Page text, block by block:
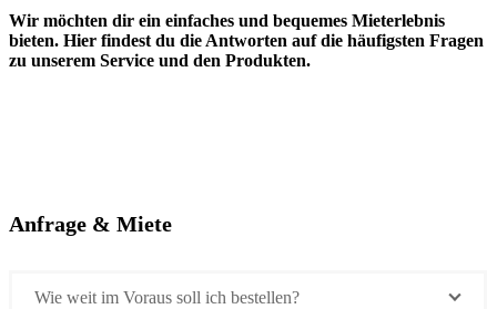
Wir möchten dir ein einfaches und bequemes Mieterlebnis
bieten. Hier findest du die Antworten auf die häufigsten Fragen
zu unserem Service und den Produkten.
Anfrage & Miete
Wie weit im Voraus soll ich bestellen?